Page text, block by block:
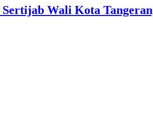
Wali Kota